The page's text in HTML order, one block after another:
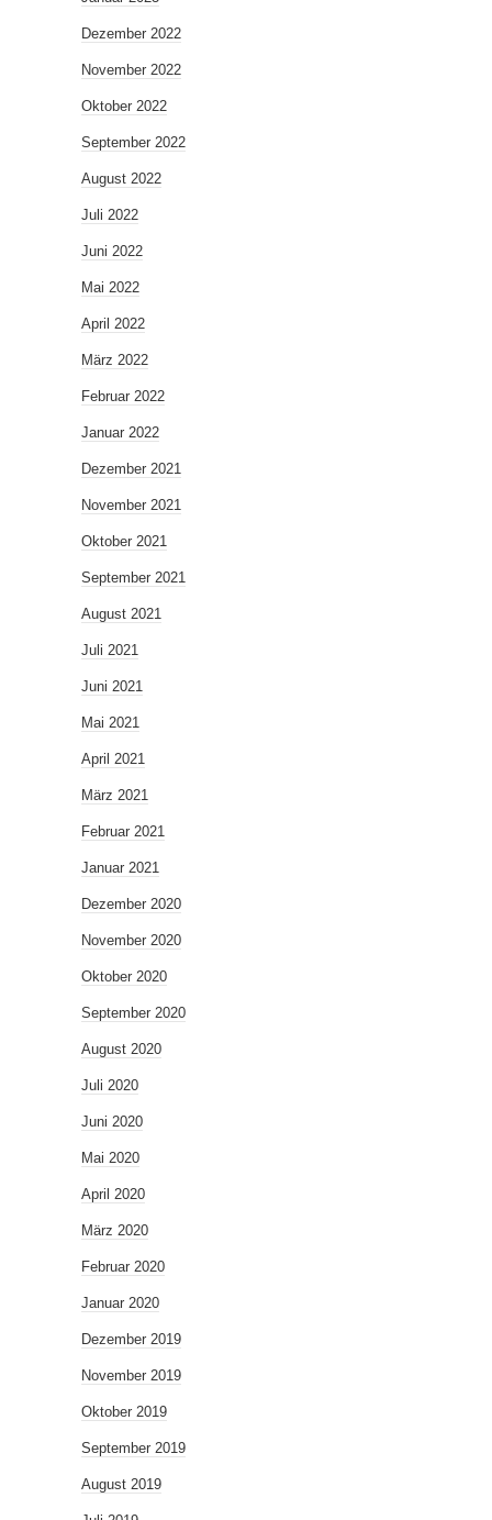
Dezember 2022
November 2022
Oktober 2022
September 2022
August 2022
Juli 2022
Juni 2022
Mai 2022
April 2022
März 2022
Februar 2022
Januar 2022
Dezember 2021
November 2021
Oktober 2021
September 2021
August 2021
Juli 2021
Juni 2021
Mai 2021
April 2021
März 2021
Februar 2021
Januar 2021
Dezember 2020
November 2020
Oktober 2020
September 2020
August 2020
Juli 2020
Juni 2020
Mai 2020
April 2020
März 2020
Februar 2020
Januar 2020
Dezember 2019
November 2019
Oktober 2019
September 2019
August 2019